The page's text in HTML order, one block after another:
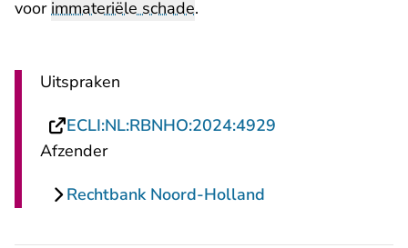
voorimmateriële schade.
Uitspraken
ECLI:NL:RBNHO:2024:4929
Afzender
Rechtbank Noord-Holland